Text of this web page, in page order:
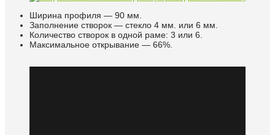
Ширина профиля — 90 мм.
Заполнение створок — стекло 4 мм. или 6 мм.
Количество створок в одной раме: 3 или 6.
Максимальное открывание — 66%.